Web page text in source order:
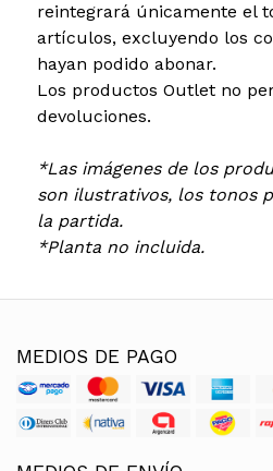
reintegrará únicamente el
artículos, excluyendo los
hayan podido abonar.
Los productos Outlet no
devoluciones.
*Las imágenes de los
son ilustrativos, los tonos
la partida.
*Planta no incluida.
MEDIOS DE PAGO